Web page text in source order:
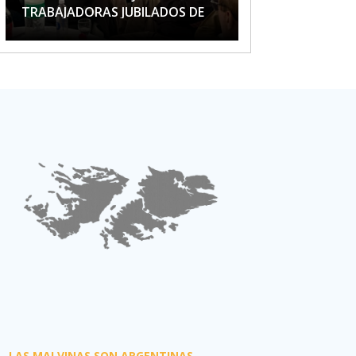
TRABAJADORAS JUBILADOS DE
APTA